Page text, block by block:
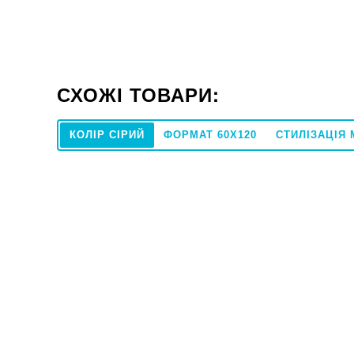
СХОЖІ ТОВАРИ:
КОЛІР СІРИЙ ФОРМАТ 60X120 СТИЛІЗАЦІЯ